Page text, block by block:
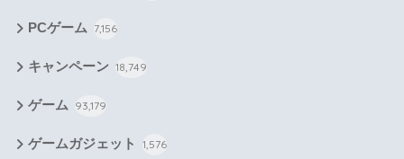
PCゲーム 7,156
キャンペーン 18,749
ゲーム 93,179
ゲームガジェット 1,576